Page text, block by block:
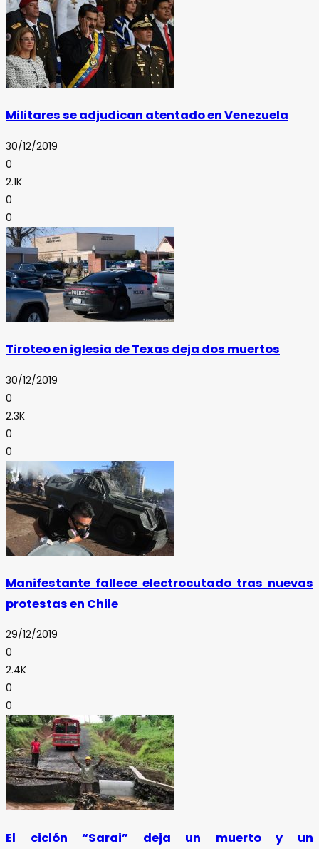
Militares se adjudican atentado en Venezuela
30/12/2019
0
2.1K
0
0
Tiroteo en iglesia de Texas deja dos muertos
30/12/2019
0
2.3K
0
0
Manifestante fallece electrocutado tras nuevas
protestas en Chile
29/12/2019
0
2.4K
0
0
El ciclón “Sarai” deja un muerto y un